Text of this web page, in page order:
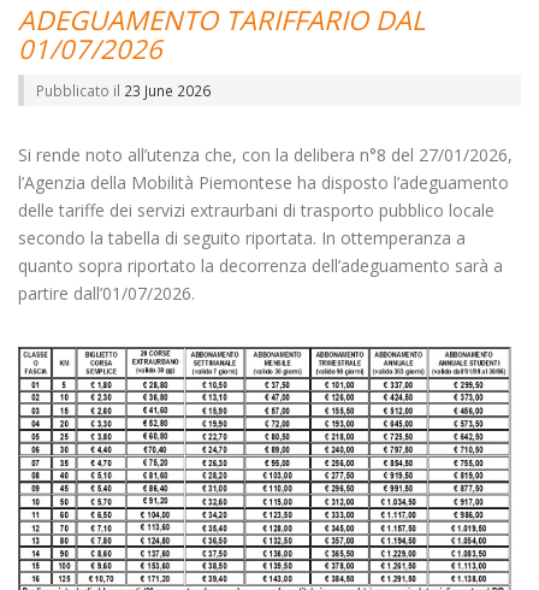
ADEGUAMENTO TARIFFARIO DAL
01/07/2026
Pubblicato il 23 June 2026
Si rende noto all’utenza che, con la delibera n°8 del 27/01/2026,
l’Agenzia della Mobilità Piemontese ha disposto l’adeguamento
delle tariffe dei servizi extraurbani di trasporto pubblico locale
secondo la tabella di seguito riportata. In ottemperanza a
quanto sopra riportato la decorrenza dell’adeguamento sarà a
partire dall’01/07/2026.